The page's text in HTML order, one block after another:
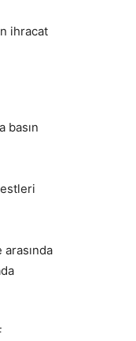
ihracat
basın